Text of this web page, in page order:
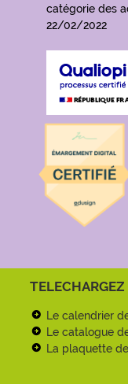
catégorie des
22/02/2022
TELECHARGEZ
Le calendrier
Le catalogue
La plaquette